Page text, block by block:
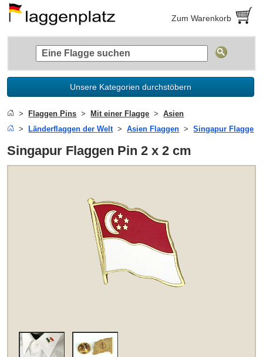
Zum Warenkorb
Unsere Kategorien durchstöbern
Flaggen Pins Mit einer Flagge
Asien
Länderflaggen der Welt
Asien Flaggen Singapur Flagge
Singapur Flaggen Pin 2 x 2 cm